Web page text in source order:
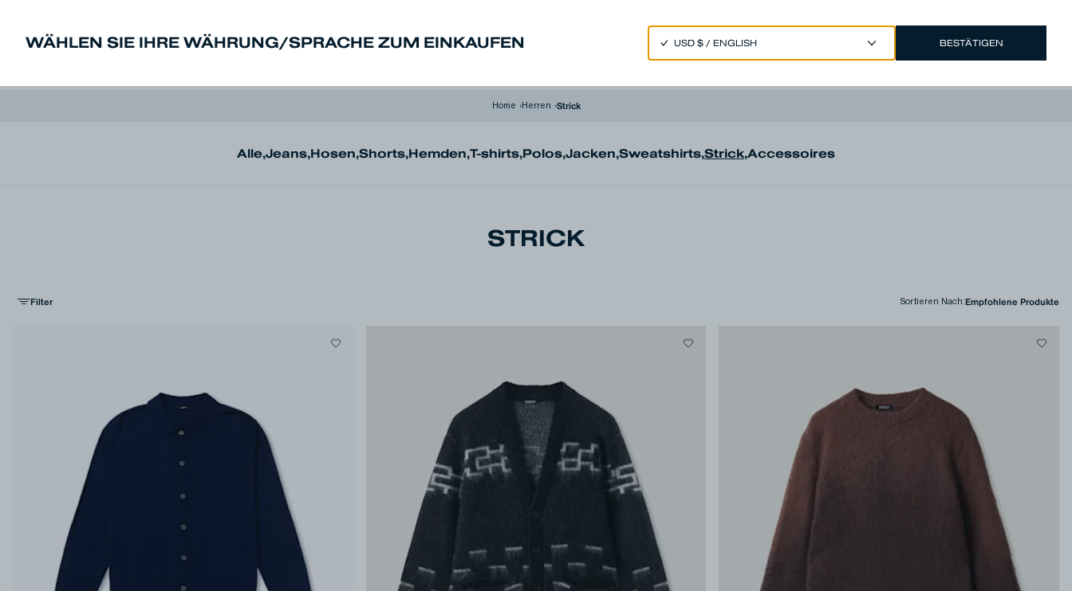
WÄHLEN SIE IHRE WÄHRUNG/SPRACHE ZUM EINKAUFEN BESTÄTIGEN
EUR €/GERMAN Account
Home ›Herren ›Strick
Alle,Jeans,Hosen,Shorts,Hemden,T-shirts,Polos,Jacken,Sweatshirts,Strick,Accessoires
STRICK
Filter Sortieren Nach :